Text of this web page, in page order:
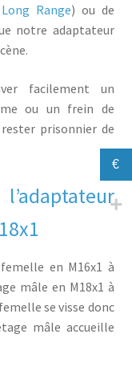
Range) ou de
notre adaptateur
facilement un
ou un frein de
prisonnier de
en M16x1 à
mâle en M18x1 à
se visse donc
mâle accueille
€